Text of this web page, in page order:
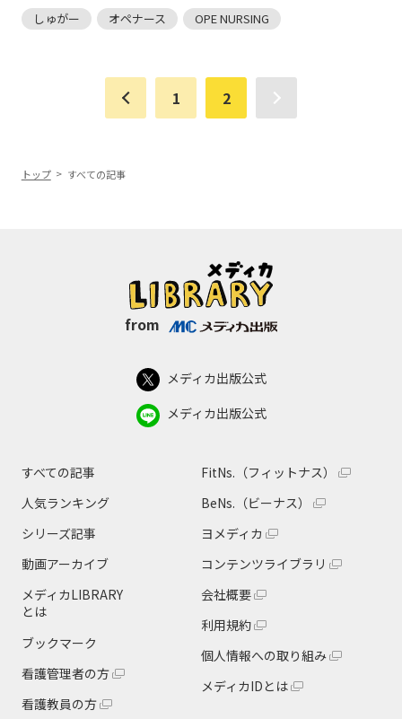
しゅがー オペナース OPE NURSING
1 2
トップ すべての記事
from
メディカ出版公式
メディカ出版公式
すべての記事
人気ランキング
シリーズ記事
動画アーカイブ
メディカLIBRARY
とは
ブックマーク
看護管理者の方
看護教員の方
FitNs.（フィットナス）
BeNs.（ビーナス）
ヨメディカ
コンテンツライブラリ
会社概要
利用規約
個人情報への取り組み
メディカIDとは